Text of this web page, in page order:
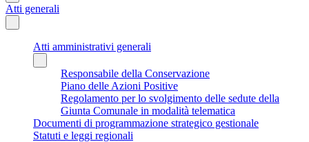
Atti generali
Atti amministrativi generali
Responsabile della Conservazione
Piano delle Azioni Positive
Regolamento per lo svolgimento delle sedute della
Giunta Comunale in modalità telematica
Documenti di programmazione strategico gestionale
Statuti e leggi regionali